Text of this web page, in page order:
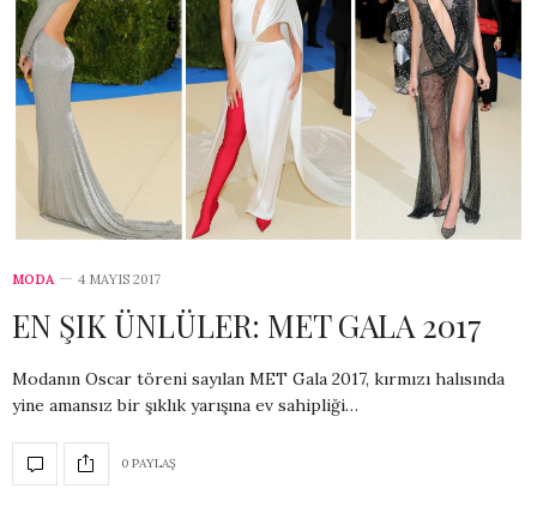
MODA 4 MAYIS 2017
EN ŞIK ÜNLÜLER: MET GALA 2017
Modanın Oscar töreni sayılan MET Gala 2017, kırmızı halısında
yine amansız bir şıklık yarışına ev sahipliği…
0 PAYLAŞ